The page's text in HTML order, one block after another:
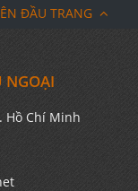
ĐẦU TRANG
NGOẠI
Hồ Chí Minh